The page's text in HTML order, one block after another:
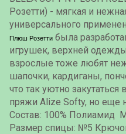
Розетти) - мягкая и
универсального
Плюш Розетти была
игрушек, верхней
взрослые тоже любят
шапочки, кардиганы,
что так уютно
пряжи Alize Softy, но еще
Состав: 100% Полиамид
Размер спицы: №5